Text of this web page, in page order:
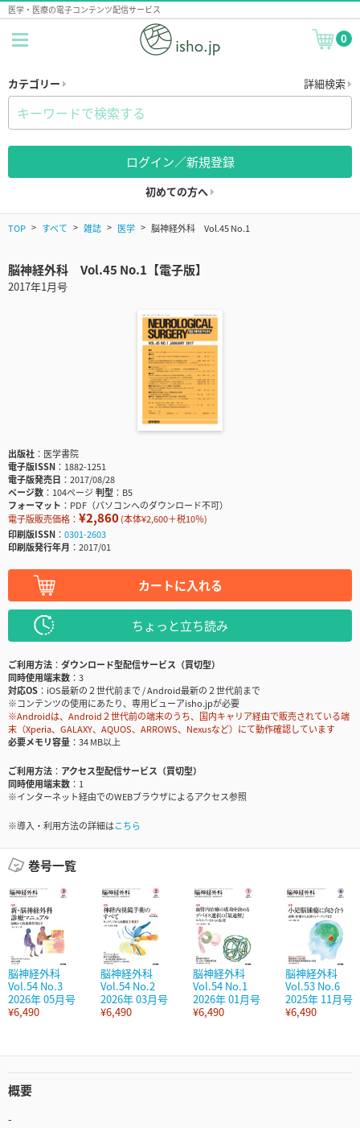
医学・医療の電子コンテンツ配信サービス
0
カテゴリー 詳細検索
ログイン／新規登録
初めての方へ
TOP すべて 雑誌 医学 脳神経外科 Vol.45 No.1
脳神経外科 Vol.45 No.1【電子版】
2017年1月号
出版社
医学書院
電子版ISSN
1882-1251
電子版発売日
2017/08/28
ページ数
104ページ判型
B5
フォーマット
PDF（パソコンへのダウンロード不可）
電子版販売価格： ¥2,860(本体¥2,600＋税10％)
印刷版ISSN
0301-2603
印刷版発行年月
2017/01
カートに入れる
ちょっと立ち読み
ご利用方法
ダウンロード型配信サービス（買切型）
同時使用端末数
3
対応OS
iOS最新の２世代前まで / Android最新の２世代前まで
※コンテンツの使用にあたり、専用ビューアisho.jpが必要
※Androidは、Android２世代前の端末のうち、国内キャリア経由で販売されている端
末（Xperia、GALAXY、AQUOS、ARROWS、Nexusなど）にて動作確認しています
必要メモリ容量
34 MB以上
ご利用方法
アクセス型配信サービス（買切型）
同時使用端末数
1
※インターネット経由でのWEBブラウザによるアクセス参照
※導入・利用方法の詳細はこちら
巻号一覧
脳神経外科
Vol.54 No.3
2026年 05月号
¥6,490
脳神経外科
Vol.54 No.2
2026年 03月号
¥6,490
脳神経外科
Vol.54 No.1
2026年 01月号
¥6,490
脳神経外科
Vol.53 No.6
2025年 11月号
¥6,490
概要
-